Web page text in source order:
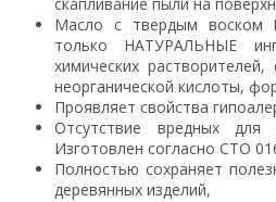
Масло с твердым воском
только НАТУРАЛЬНЫЕ
химических
неорганической кислоты,
Проявляет свойства
Отсутствие вредных для
Изготовлен согласно СТО
Полностью сохраняет
деревянных изделий,